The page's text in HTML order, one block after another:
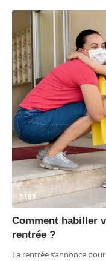
BÉBÉ
Comment habiller
rentrée ?
La rentrée s’annonce